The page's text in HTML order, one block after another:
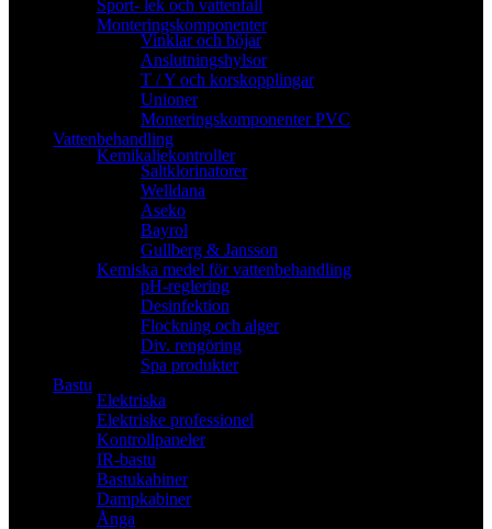
Sport- lek och vattenfall
Monteringskomponenter
Vinklar och böjar
Anslutningshylsor
T / Y och korskopplingar
Unioner
Monteringskomponenter PVC
Vattenbehandling
Kemikaliekontroller
Saltklorinatorer
Welldana
Aseko
Bayrol
Gullberg & Jansson
Kemiska medel för vattenbehandling
pH-reglering
Desinfektion
Flockning och alger
Div. rengöring
Spa produkter
Bastu
Elektriska
Elektriske professionel
Kontrollpaneler
IR-bastu
Bastukabiner
Dampkabiner
Ånga